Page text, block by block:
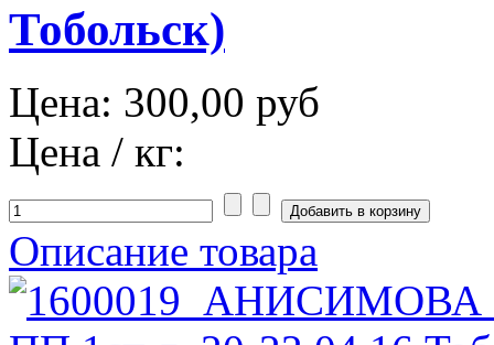
Тобольск)
Цена: 300,00 руб
Цена / кг:
Описание товара